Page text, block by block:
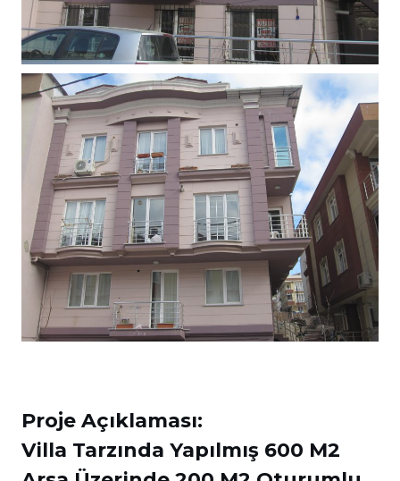
Proje Açıklaması:
Villa Tarzında Yapılmış 600 M2